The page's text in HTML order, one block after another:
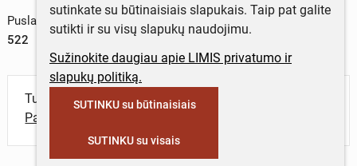
Puslapių skaičius
522
Turite daugiau informacijos apie objektą?
Parašykite mums!
sutinkate su būtinaisiais slapukais. Taip pat galite
sutikti ir su visų slapukų naudojimu.
Sužinokite daugiau apie LIMIS privatumo ir
slapukų politiką.
SUTINKU su būtinaisiais
SUTINKU su visais